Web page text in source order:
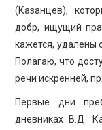
(Казанцев),
добр, ищущий
кажется, удалены
Полагаю, что
речи искренней,
Первые дни
дневниках В.Д.